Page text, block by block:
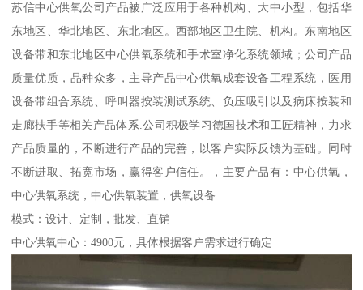
苏信中心供氧公司产品被广泛应用于各种机构、大中小型，包括华
东地区、华北地区、东北地区。西部地区卫生院、机构。东南地区
设备带和东北地区中心供氧系统和手术室净化系统领域；公司产品
质量优质，品种众多，主导产品中心供氧成套设备工程系统，医用
设备带组合系统、呼叫器按装测试系统、负压吸引以及病床按装和
走廊扶手等相关产品体系.公司积极学习德国技术和工匠精神，力求
产品质量的，不断进行产品的完善，以客户实际反馈为基础。同时
不断进取、拓宽市场，赢得客户信任。，主要产品有：中心供氧，
中心供氧系统，中心供氧装置，供氧设备
模式：设计、定制，批发、直销
中心供氧中心：4900元，具体根据客户需求进行确定